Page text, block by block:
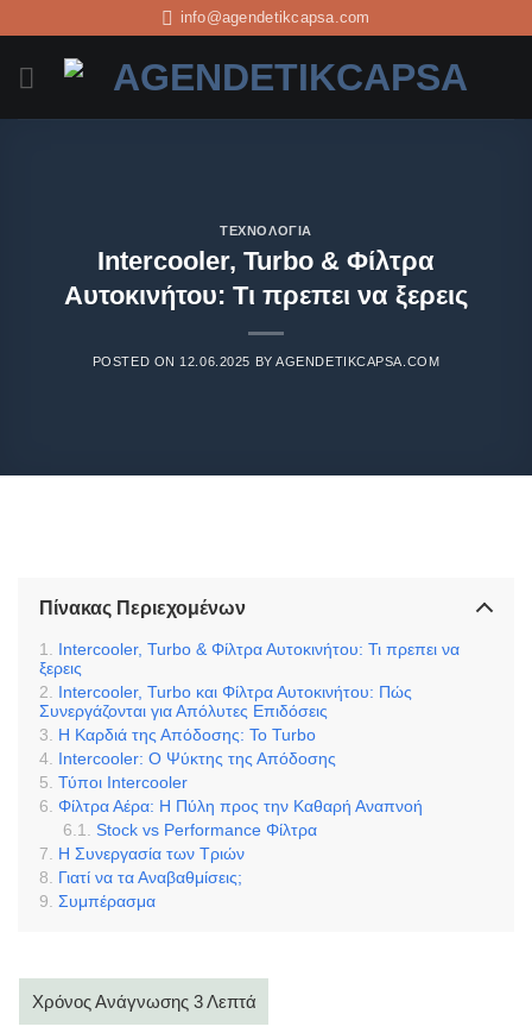
info@agendetikcapsa.com
ΤΕΧΝΟΛΟΓΊΑ
Intercooler, Turbo & Φίλτρα
Αυτοκινήτου: Τι πρεπει να ξερεις
POSTED ON 12.06.2025 BYAGENDETIKCAPSA.COM
Πίνακας Περιεχομένων
Intercooler, Turbo & Φίλτρα Αυτοκινήτου: Τι πρεπει να
ξερεις
Intercooler, Turbo και Φίλτρα Αυτοκινήτου: Πώς
Συνεργάζονται για Απόλυτες Επιδόσεις
Η Καρδιά της Απόδοσης: Το Turbo
Intercooler: Ο Ψύκτης της Απόδοσης
Τύποι Intercooler
Φίλτρα Αέρα: Η Πύλη προς την Καθαρή Αναπνοή
Stock vs Performance Φίλτρα
Η Συνεργασία των Τριών
Γιατί να τα Αναβαθμίσεις;
Συμπέρασμα